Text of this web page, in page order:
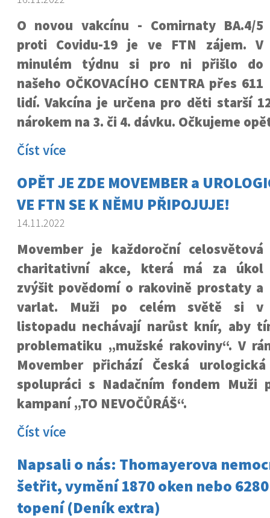
O novou vakcínu - Comirnaty BA.4/5
proti Covidu-19 je ve FTN zájem. V
minulém týdnu si pro ni přišlo do
našeho OČKOVACÍHO CENTRA přes 611
lidí. Vakcína je určena pro děti starší
nárokem na 3. či 4. dávku. Očkujeme
Číst více
OPĚT JE ZDE MOVEMBER a
VE FTN SE K NĚMU PŘIPOJUJE!
14.11.2022
Movember je každoroční celosvětová
charitativní akce, která má za úkol
zvýšit povědomí o rakovině prostaty a
varlat. Muži po celém světě si v
listopadu nechávají narůst knír, aby
problematiku „mužské rakoviny“. V
Movember přichází Česká
spolupráci s Nadačním fondem Muži
kampaní „TO NEVOČŮRÁŠ“.
Číst více
Napsali o nás: Thomayerova
šetřit, vymění 1870 oken nebo
topení (Deník extra)